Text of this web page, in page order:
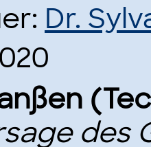
Dr.
des